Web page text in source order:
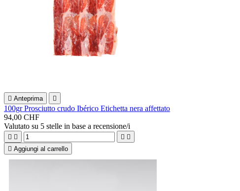
 Anteprima 
100gr Prosciutto crudo Ibérico Etichetta nera affettato
94,00 CHF
Valutato su 5 stelle in base a recensione/i
   
 Aggiungi al carrello